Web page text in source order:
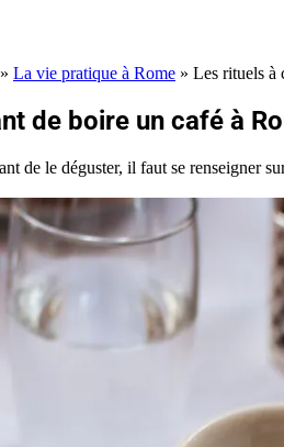
» La vie pratique à Rome » Les rituels à
de boire un café à
de le déguster, il faut se renseigner